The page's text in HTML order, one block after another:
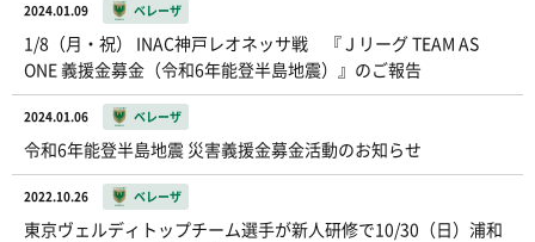
2024.01.09 ベレーザ
1/8（月・祝） INAC神戸レオネッサ戦 『Ｊリーグ TEAM AS
ONE 義援金募金（令和6年能登半島地震）』のご報告
2024.01.06 ベレーザ
令和6年能登半島地震 災害義援金募金活動のお知らせ
2022.10.26 ベレーザ
東京ヴェルディトップチーム選手が新人研修で10/30（日）浦和